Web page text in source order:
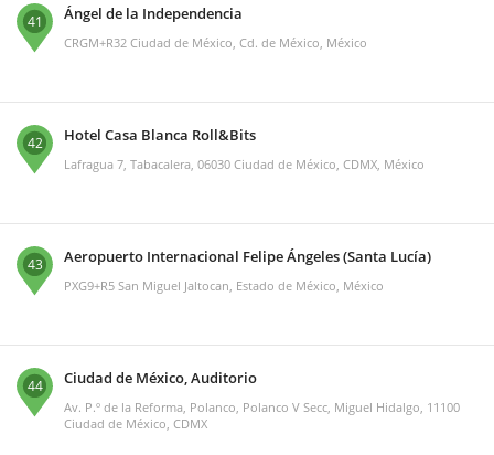
41 Ángel de la Independencia
CRGM+R32 Ciudad de México, Cd. de México, México
42 Hotel Casa Blanca Roll&Bits
Lafragua 7, Tabacalera, 06030 Ciudad de México, CDMX, México
43 Aeropuerto Internacional Felipe Ángeles (Santa Lucía)
PXG9+R5 San Miguel Jaltocan, Estado de México, México
44 Ciudad de México, Auditorio
Av. P.º de la Reforma, Polanco, Polanco V Secc, Miguel Hidalgo, 11100
Ciudad de México, CDMX